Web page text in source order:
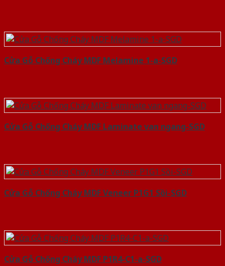
Cửa Gỗ Chống Cháy MDF Melamine 1-a-SGD
Cửa Gỗ Chống Cháy MDF Laminate van ngang-SGD
Cửa Gỗ Chống Cháy MDF Veneer P1G1 Sồi-SGD
Cửa Gỗ Chống Cháy MDF P1R4-C1-a-SGD